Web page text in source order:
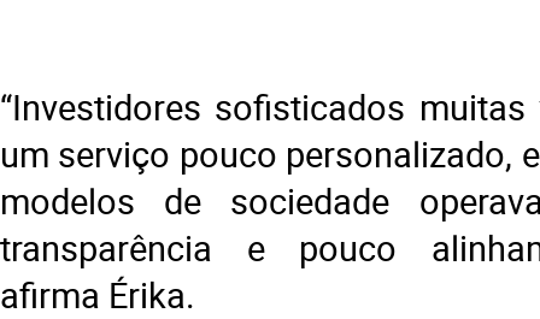
“Investidores sofisticados muitas
um serviço pouco personalizado,
modelos de sociedade
transparência e pouco
afirma Érika.